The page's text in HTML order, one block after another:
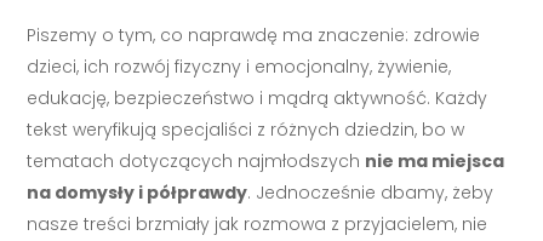
Piszemy o tym, co naprawdę ma znaczenie: zdrowie
dzieci, ich rozwój fizyczny i emocjonalny, żywienie,
edukację, bezpieczeństwo i mądrą aktywność. Każdy
tekst weryfikują specjaliści z różnych dziedzin, bo w
tematach dotyczących najmłodszych nie ma miejsca
na domysły i półprawdy. Jednocześnie dbamy, żeby
nasze treści brzmiały jak rozmowa z przyjacielem, nie